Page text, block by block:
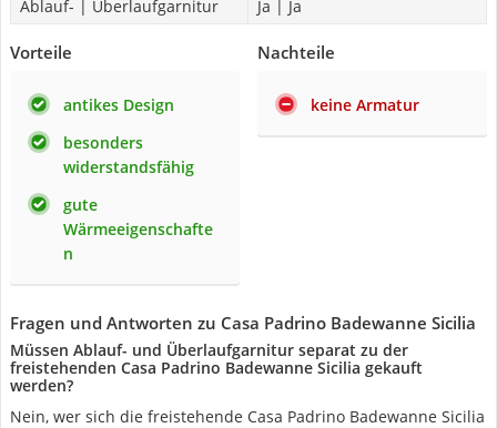
Ablauf- | Überlaufgarnitur Ja | Ja
Vorteile
antikes Design
besonders
widerstandsfähig
gute
Wärmeeigenschafte
n
Nachteile
keine Armatur
Fragen und Antworten zu Casa Padrino Badewanne Sicilia
Müssen Ablauf- und Überlaufgarnitur separat zu der
freistehenden Casa Padrino Badewanne Sicilia gekauft
werden?
Nein, wer sich die freistehende Casa Padrino Badewanne Sicilia